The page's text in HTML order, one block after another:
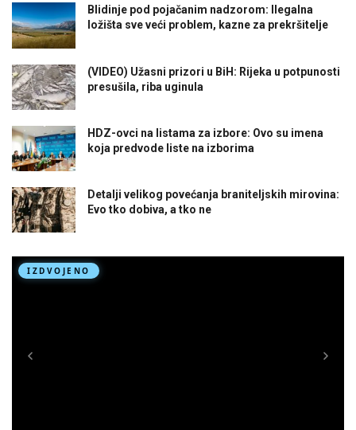
Blidinje pod pojačanim nadzorom: Ilegalna
ložišta sve veći problem, kazne za prekršitelje
(VIDEO) Užasni prizori u BiH: Rijeka u potpunosti
presušila, riba uginula
HDZ-ovci na listama za izbore: Ovo su imena
koja predvode liste na izborima
Detalji velikog povećanja braniteljskih mirovina:
Evo tko dobiva, a tko ne